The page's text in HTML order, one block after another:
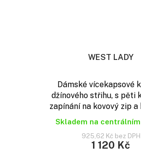
WEST LADY
Dámské vícekapsové
džínového střihu, s pěti
zapínání na kovový zip a
Skladem na
925,62 Kč bez DPH
1 120 Kč